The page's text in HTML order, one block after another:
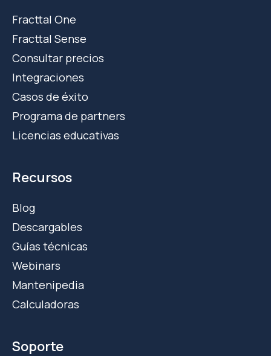
Fracttal One
Fracttal Sense
Consultar precios
Integraciones
Casos de éxito
Programa de partners
Licencias educativas
Recursos
Blog
Descargables
Guías técnicas
Webinars
Mantenipedia
Calculadoras
Soporte